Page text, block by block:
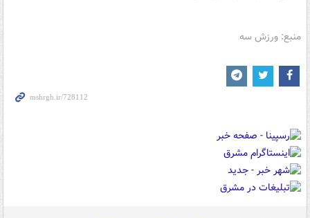
منبع: ورزش سه